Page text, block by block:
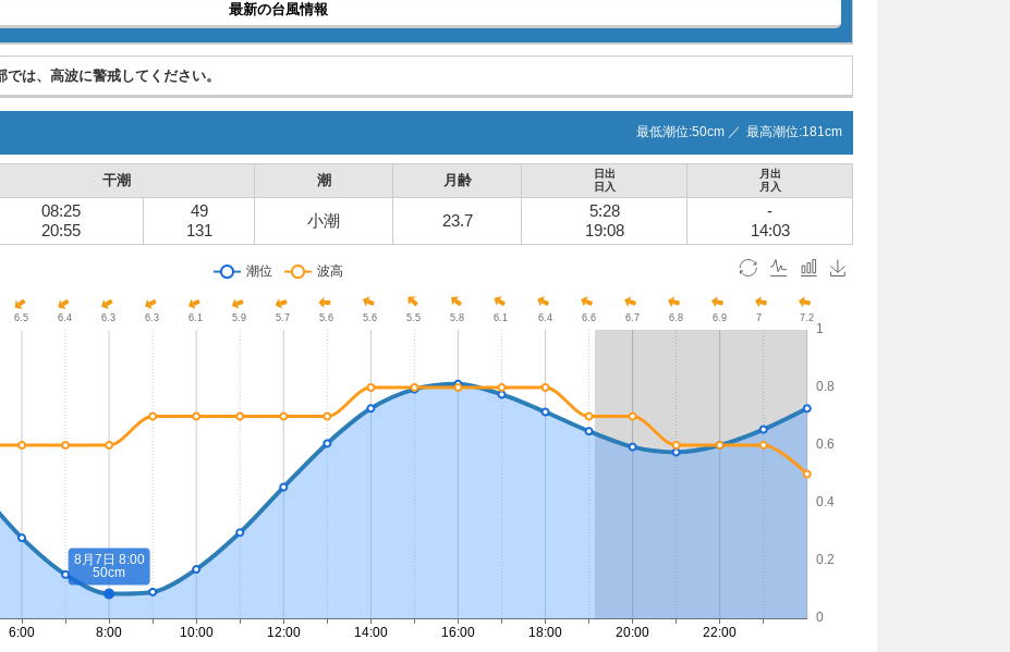
最新の台風情報
は、高波に警戒してください。
最低潮位:50cm ／ 最高潮位:181cm
干潮 潮 月齢
日出
日入
月出
月入
08:25
20:55
49
131
小潮 23.7
5:28
19:08
-
14:03